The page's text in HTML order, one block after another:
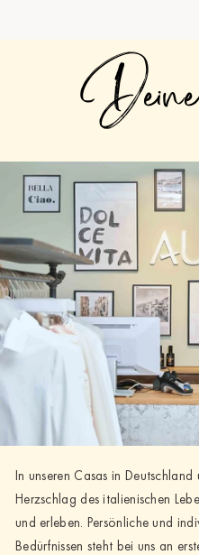
In unseren Casas in
Herzschlag des italienischen
und erleben. Persönliche und
Bedürfnissen steht bei uns an